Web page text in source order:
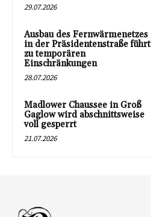
29.07.2026
Ausbau des Fernwärmenetzes
in der Präsidentenstraße führt
zu temporären
Einschränkungen
28.07.2026
Madlower Chaussee in Groß
Gaglow wird abschnittsweise
voll gesperrt
21.07.2026